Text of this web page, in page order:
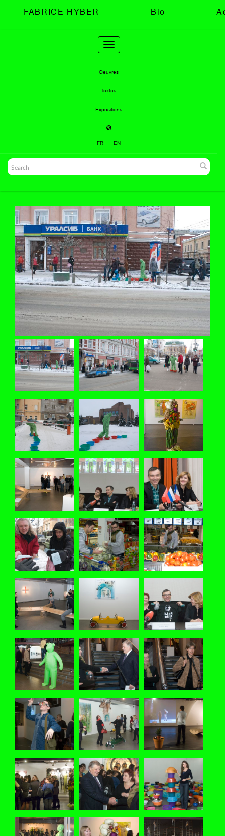
FABRICE HYBER Bio
Toggle
navigation
Oeuvres
Textes
Expositions
FR EN